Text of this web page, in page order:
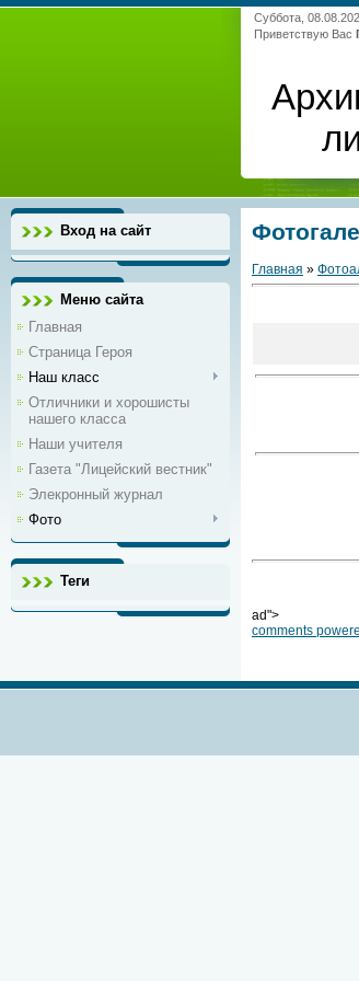
Суббота,
Приветствую Вас
Вход на сайт
Меню сайта
Главная
Страница Героя
Наш класс
Отличники и хорошисты
нашего класса
Наши учителя
Газета "Лицейский вестник"
Элекронный журнал
Фото
Теги
Главная »
ad">
comments